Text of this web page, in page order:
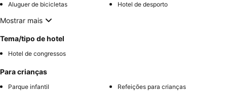
Aluguer de bicicletas
Hotel de desporto
Mostrar mais
Tema/tipo de hotel
Hotel de congressos
Para crianças
Parque infantil Refeições para crianças